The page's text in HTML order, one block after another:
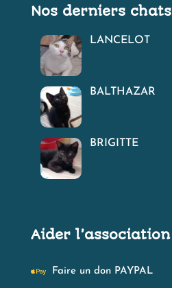
Nos derniers chats
LANCELOT
BALTHAZAR
BRIGITTE
Aider l’association
 Faire un don PAYPAL